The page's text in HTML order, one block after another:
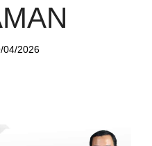
04/2026